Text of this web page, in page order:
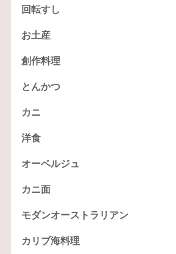
回転すし
お土産
創作料理
とんかつ
カニ
洋食
オーベルジュ
カニ面
モダンオーストラリアン
カリブ海料理